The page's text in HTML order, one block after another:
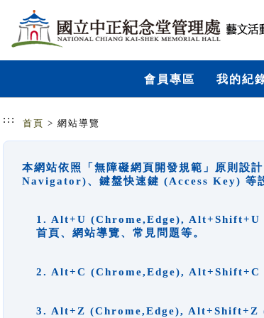
會員專區 我的紀
::: 首頁 > 網站導覽
本網站依照「無障礙網頁開發規範」原則設
Navigator)、鍵盤快速鍵 (Access Key) 等
1. Alt+U (Chrome,Edge), Alt+Shift+U
首頁、網站導覽、常見問題等。
2. Alt+C (Chrome,Edge), Alt+Shift+C
3. Alt+Z (Chrome,Edge), Alt+Shift+Z